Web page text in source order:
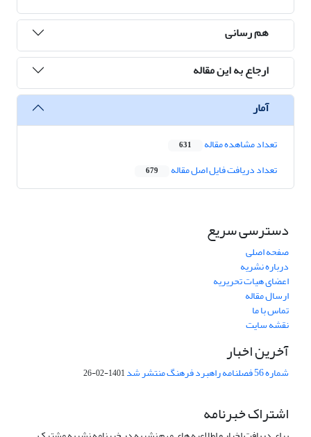
هم رسانی
ارجاع به این مقاله
آمار
تعداد مشاهده مقاله 631
تعداد دریافت فایل اصل مقاله 679
دسترسی سریع
صفحه اصلی
درباره نشریه
اعضای هیات تحریریه
ارسال مقاله
تماس با ما
نقشه سایت
آخرین اخبار
شماره 56 فصلنامه راهبرد فرهنگ منتشر شد 1401-02-26
اشتراک خبرنامه